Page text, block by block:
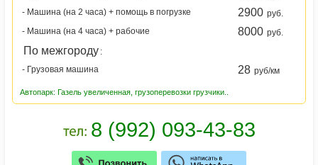
- Машина (на 2 часа) + помощь в погрузке
2900 руб.
- Машина (на 4 часа) + рабочие
8000 руб.
По межгороду :
- Грузовая машина
28 руб/км
Автопарк: Газель увеличенная, грузоперевозки грузчики..